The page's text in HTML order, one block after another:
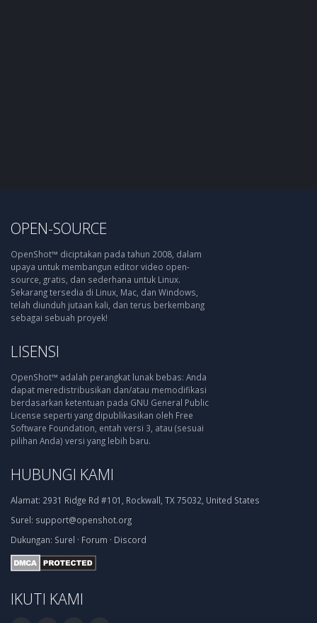
OPEN-SOURCE
OpenShot™ diciptakan pada tahun 2008, dalam
upaya untuk membangun editor video open-
source, gratis, dan sederhana untuk Linux.
Sekarang tersedia di Linux, Mac, dan Windows,
telah diunduh jutaan kali, dan terus berkembang
sebagai sebuah proyek!
LISENSI
OpenShot™ adalah perangkat lunak bebas: Anda
dapat meredistribusikan dan/atau memodifikasi
berdasarkan ketentuan pada GNU General Public
License seperti yang dipublikasikan oleh Free
Software Foundation, entah versi 3, atau (sesuai
pilihan Anda) versi yang lebih baru.
HUBUNGI KAMI
Alamat: 2931 Ridge Rd #101, Rockwall, TX 75032, United States
Surel: support@openshot.org
Dukungan: Surel · Forum · Discord
IKUTI KAMI